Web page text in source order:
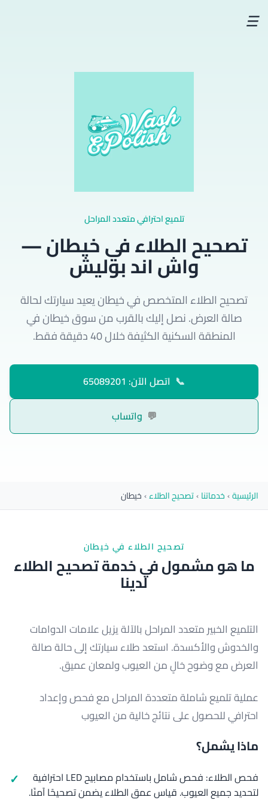
☰
تلميع احترافي متعدد المراحل
تصحيح الطلاء في خيطان —
واش اند بوليش
تصحيح الطلاء المتخصص في خيطان يعيد سيارتك لحالة
صالة العرض. نصل إليك بالقرب من سوق خيطان في
المنطقة السكنية الكثيفة خلال 40 دقيقة فقط.
📞 اتصل الآن: 65089201
💬 واتساب
الرئيسية›خدماتنا›تصحيح الطلاء›خيطان
تصحيح الطلاء في خيطان
ما هو مشمول في خدمة تصحيح الطلاء
لدينا
التلميع الخبير متعدد المراحل بالآلة يزيل علامات الدوامات
والخدوش والأكسدة. استعد طلاء سيارتك إلى حالة صالة
العرض مع وضوح خالٍ من العيوب ولمعان عميق.
عملية تلميع شاملة متعددة المراحل مع فحص وإعداد
احترافي للحصول على نتائج خالية من العيوب
ماذا يشمل؟
فحص الطلاء: فحص شامل باستخدام مصابيح LED احترافية
لتحديد جميع العيوب. قياس عمق الطلاء يضمن تصحيحًا آمنًا.